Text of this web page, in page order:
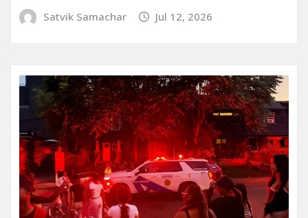
Satvik Samachar Jul 12, 2026